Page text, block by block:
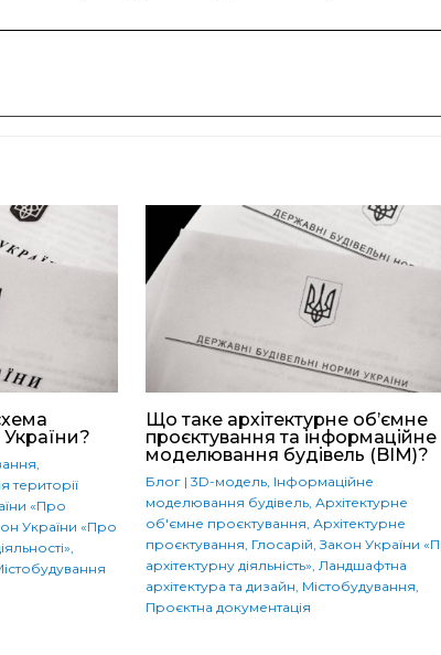
України?
,
території
«Про
України «Про
,
Що таке архітектурне об’ємне
проєктування та інформаційне
моделювання будівель (BIM)?
Блог| 3D-модель, Інформаційне
моделювання будівель, Архітектурне
об'ємне проєктування, Архітектурне
проєктування, Глосарій,Закон України
архітектурну діяльність», Ландшафтна
архітектура та дизайн, Містобудування,
Проєктна документація